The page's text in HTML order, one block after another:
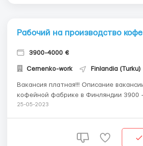
Рабочий на производство кофе
3900-4000 €
Cernenko-work Finlandia (Turku)
Вакансия платная!!! Описание вакансии Работа на
кофейной фабрике в Финляндии 3900 - 4000 €/за месяц
Описание Ищем сотрудников в цех производства кофе,
качества и упаковке готовой прод...
25-05-2023